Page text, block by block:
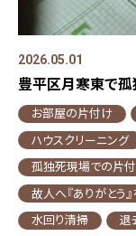
2026.05.01
豊平区月寒東で
お部屋の片付け
ハウスクリーニング
孤独死現場での片
故人へ『ありがとう
水回り清掃
退